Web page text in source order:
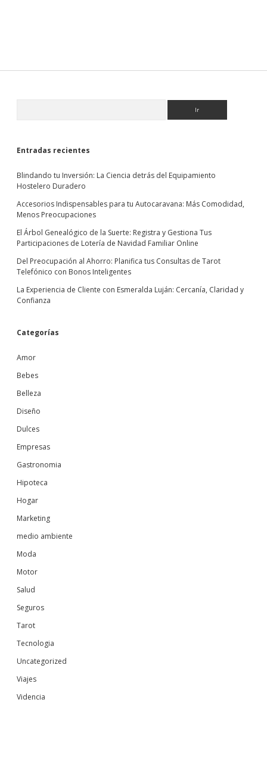
Entradas recientes
Blindando tu Inversión: La Ciencia detrás del Equipamiento
Hostelero Duradero
Accesorios Indispensables para tu Autocaravana: Más Comodidad,
Menos Preocupaciones
El Árbol Genealógico de la Suerte: Registra y Gestiona Tus
Participaciones de Lotería de Navidad Familiar Online
Del Preocupación al Ahorro: Planifica tus Consultas de Tarot
Telefónico con Bonos Inteligentes
La Experiencia de Cliente con Esmeralda Luján: Cercanía, Claridad y
Confianza
Categorías
Amor
Bebes
Belleza
Diseño
Dulces
Empresas
Gastronomia
Hipoteca
Hogar
Marketing
medio ambiente
Moda
Motor
Salud
Seguros
Tarot
Tecnologia
Uncategorized
Viajes
Videncia